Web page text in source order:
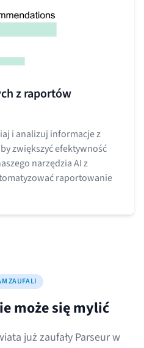
z raportów
i analizuj informacje z
zwiększyć efektywność
narzędzia AI z
raportowanie
ZAUFALI
może się mylić
już zaufały Parseur w